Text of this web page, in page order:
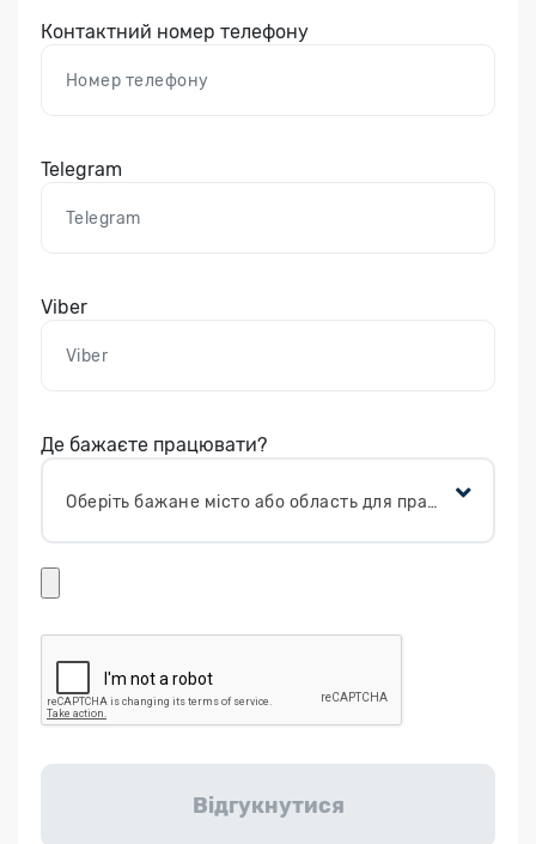
Контактний номер телефону
Telegram
Viber
Де бажаєте працювати?
Оберіть бажане місто або область для працевлаштування